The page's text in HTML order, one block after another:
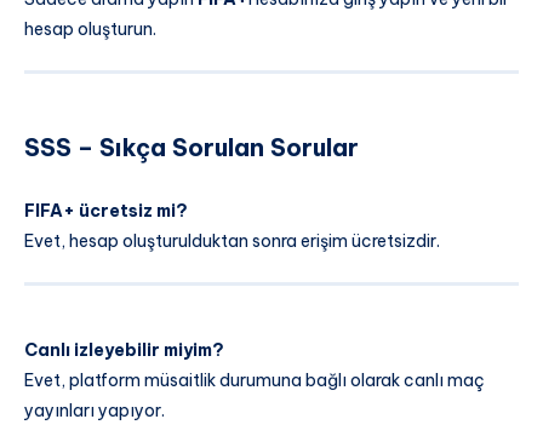
hesap oluşturun.
SSS – Sıkça Sorulan Sorular
FIFA+ ücretsiz mi?
Evet, hesap oluşturulduktan sonra erişim ücretsizdir.
Canlı izleyebilir miyim?
Evet, platform müsaitlik durumuna bağlı olarak canlı maç
yayınları yapıyor.